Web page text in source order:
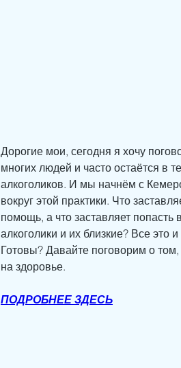
Дорогие мои, сегодня я хочу
многих людей и часто остаётся в
алкоголиков. И мы начнём с
вокруг этой практики. Что
помощь, а что заставляет
алкоголики и их близкие? Все это
Готовы? Давайте поговорим о
на здоровье.
ПОДРОБНЕЕ ЗДЕСЬ